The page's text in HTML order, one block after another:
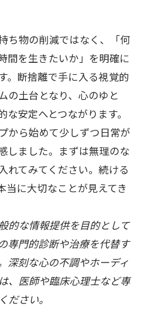
ち物の削減ではなく、「何
間を生きたいか」を明確に
。断捨離で手に入る視覚的
の土台となり、心のゆと
な安定へとつながります。
から始めて少しずつ日常が
しました。まずは無理のな
れてみてください。続ける
当に大切なことが見えてき
的な情報提供を目的として
専門的診断や治療を代替す
深刻な心の不調やホーディ
、医師や臨床心理士など専
ださい。